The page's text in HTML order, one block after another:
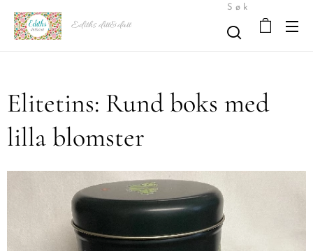
Ediths ditt&datt
Søk
Elitetins: Rund boks med
lilla blomster